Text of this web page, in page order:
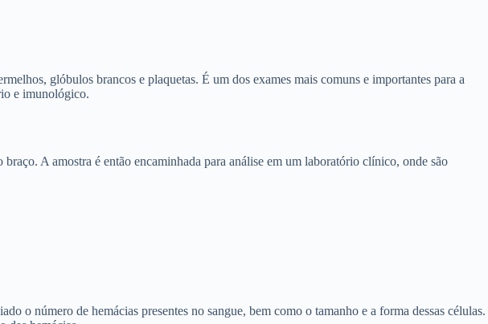
glóbulos brancos e plaquetas. É um dos exames mais comuns e importantes para a
e imunológico.
A amostra é então encaminhada para análise em um laboratório clínico, onde são
o número de hemácias presentes no sangue, bem como o tamanho e a forma dessas células.